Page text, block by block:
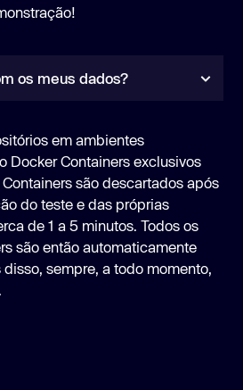
os meus dados?
em ambientes
Docker Containers exclusivos
são descartados após
do teste e das próprias
de 1 a 5 minutos. Todos os
são então automaticamente
sempre, a todo momento,